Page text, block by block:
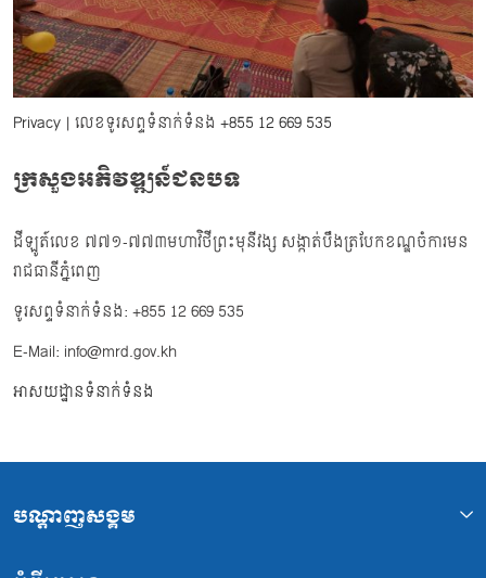
Privacy | លេខទូរសព្ទទំនាក់ទំនង +855 12 669 535
ក្រសួងអភិវឌ្ឍន៍ជនបទ
ដីឡូត៍លេខ ៧៧១-៧៧៣មហាវិថីព្រះមុនីវង្ស សង្កាត់បឹងត្របែកខណ្ឌចំការមន
រាជធានីភ្នំពេញ
ទូរសព្ទទំនាក់ទំនង: +855 12 669 535
E-Mail: info@mrd.gov.kh
អាសយដ្ឋានទំនាក់ទំនង
បណ្ដាញសង្គម